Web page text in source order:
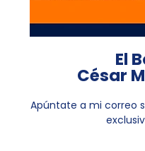
El
César
Apúntate a mi correo